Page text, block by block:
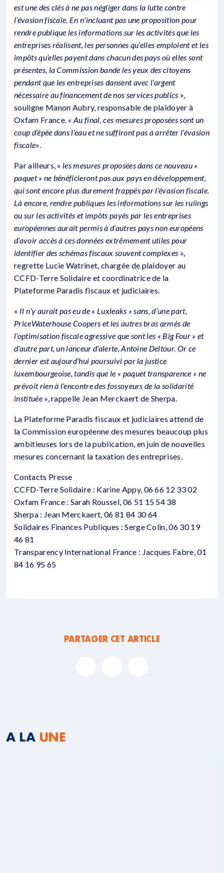
est une des clés à ne pas négliger dans la lutte contre
l’évasion fiscale. En n’incluant pas une proposition pour
rendre publique les informations sur les activités que les
entreprises réalisent, les personnes qu’elles emploient et les
impôts qu’elles payent dans chacun des pays où elles sont
présentes, la Commission bande les yeux des citoyens
pendant que les entreprises dansent avec l’argent
nécessaire au financement de nos services publics »,
souligne Manon Aubry, responsable de plaidoyer à
Oxfam France. « Au final, ces mesures proposées sont un
coup d’épée dans l’eau et ne suffiront pas à arrêter l’évasion
fiscale».
Par ailleurs, «les mesures proposées dans ce nouveau «
paquet » ne bénéficieront pas aux pays en développement,
qui sont encore plus durement frappés par l’évasion fiscale.
Là encore, rendre publiques les informations sur les rulings
ou sur les activités et impôts payés par les entreprises
européennes aurait permis à d’autres pays non européens
d’avoir accès à ces données extrêmement utiles pour
identifier des schémas fiscaux souvent complexes »,
regrette Lucie Watrinet, chargée de plaidoyer au
CCFD-Terre Solidaire et coordinatrice de la
Plateforme Paradis fiscaux et judiciaires.
« Il n’y aurait pas eu de « Luxleaks » sans, d’une part,
PriceWaterhouse Coopers et les autres bras armés de
l’optimisation fiscale agressive que sont les « Big Four » et
d’autre part, un lanceur d’alerte, Antoine Deltour. Or ce
dernier est aujourd’hui poursuivi par la justice
luxembourgeoise, tandis que le « paquet transparence » ne
prévoit rien à l’encontre des fossoyeurs de la solidarité
instituée », rappelle Jean Merckaert de Sherpa.
La Plateforme Paradis fiscaux et judiciaires attend de
la Commission européenne des mesures beaucoup plus
ambitieuses lors de la publication, en juin de nouvelles
mesures concernant la taxation des entreprises.
Contacts Presse
CCFD-Terre Solidaire : Karine Appy, 06 66 12 33 02
Oxfam France : Sarah Roussel, 06 51 15 54 38
Sherpa : Jean Merckaert, 06 81 84 30 64
Solidaires Finances Publiques : Serge Colin, 06 30 19
46 81
Transparency International France : Jacques Fabre, 01
84 16 95 65
PARTAGER CET ARTICLE
A LA UNE